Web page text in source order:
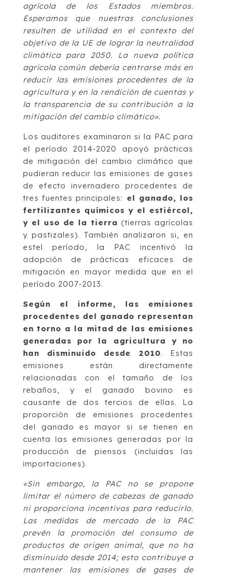
agrícola de los Estados miembros.
Esperamos que nuestras conclusiones
resulten de utilidad en el contexto del
objetivo de la UE de lograr la neutralidad
climática para 2050. La nueva política
agrícola común debería centrarse más en
reducir las emisiones procedentes de la
agricultura y en la rendición de cuentas y
la transparencia de su contribución a la
mitigación del cambio climático».
Los auditores examinaron si la PAC para
el período 2014-2020 apoyó prácticas
de mitigación del cambio climático que
pudieran reducir las emisiones de gases
de efecto invernadero procedentes de
tres fuentes principales: el ganado, los
fertilizantes químicos y el estiércol,
y el uso de la tierra (tierras agrícolas
y pastizales). También analizaron si, en
estel período, la PAC incentivó la
adopción de prácticas eficaces de
mitigación en mayor medida que en el
período 2007-2013.
Según el informe, las emisiones
procedentes del ganado representan
en torno a la mitad de las emisiones
generadas por la agricultura y no
han disminuido desde 2010. Estas
emisiones están directamente
relacionadas con el tamaño de los
rebaños, y el ganado bovino es
causante de dos tercios de ellas. La
proporción de emisiones procedentes
del ganado es mayor si se tienen en
cuenta las emisiones generadas por la
producción de piensos (incluidas las
importaciones).
«Sin embargo, la PAC no se propone
limitar el número de cabezas de ganado
ni proporciona incentivos para reducirlo.
Las medidas de mercado de la PAC
prevén la promoción del consumo de
productos de origen animal, que no ha
disminuido desde 2014; esto contribuye a
mantener las emisiones de gases de